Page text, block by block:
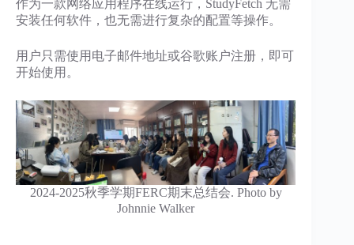
作为一款网络应用程序在线运行，StudyFetch 无需
安装任何软件，也无需进行复杂的配置等操作。
用户只需使用电子邮件地址或谷歌账户注册，即可
开始使用。
2024-2025秋季学期FERC期末总结会. Photo by
Johnnie Walker